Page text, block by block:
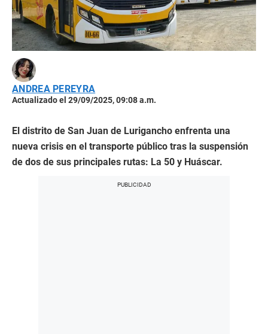
ANDREA PEREYRA
Actualizado el 29/09/2025, 09:08 a.m.
El distrito de San Juan de Lurigancho enfrenta una
nueva crisis en el transporte público tras la suspensión
de dos de sus principales rutas: La 50 y Huáscar.